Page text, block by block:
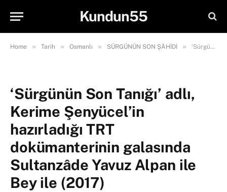
Kundun55
Home » Tarih » Osmanlı » SÜRGÜNÜN SON ŞÂHİDİ » ‘Sürgünün Son Tanığı’ adlı, Kerime Şenyücel’in hazırladığı TRT dokümanterinin galasında Sultanzâde Yavuz Alpan ile Bey ile (2017)
‘Sürgünün Son Tanığı’ adlı,
Kerime Şenyücel’in
hazırladığı TRT
dokümanterinin galasında
Sultanzâde Yavuz Alpan ile
Bey ile (2017)